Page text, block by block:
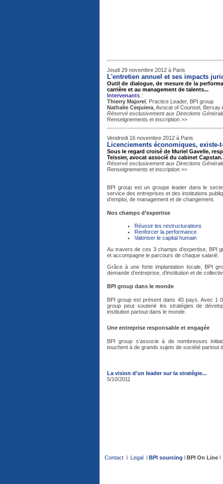
Jeudi 29 novembre 2012 à Paris
L'entretien annuel et ses impacts
Outil de dialogue, de mesure de la
carrière et au management de talents...
Intervenants :
Thierry Majorel , Practice Leader, BPI group
Nathalie Cequiera , Avocat of Counsel, Bersay
Réservé exclusivement aux Directions
Renseignements et inscription >>
Vendredi 16 novembre 2012 à Paris
Licenciements économiques,
Sous le regard croisé de Muriel Gavelle,
Teissier, avocat associé du cabinet Capstan.
Réservé exclusivement aux Directions
Renseignements et inscription >>
BPI group est un groupe leader dans le
service des entreprises et des institutions
d’emploi, de management et de changement.
Nos champs d’expertise
Réussir les restructurations
Renforcer la performance
Valoriser le capital humain
Au travers de ces 3 champs d’expertise, BPI
et accompagne le parcours de chaque salarié.
Grâce à une forte implantation locale, BPI
demande d’entreprise, d’institution et de
BPI group dans le monde
BPI group est présent dans 40 pays. Avec 1
group peut soutenir les stratégies de
institution partout dans le monde.
Une entreprise responsable et engagée
BPI group s’associe à de nombreuses
touchent à de grands sujets de société partout
La vision d'un leader sur la stratégie...
5/10/2011
Contact l Legal l BPI sourcing l BPI On Line l